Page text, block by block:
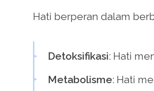
Hati berperan dalam
Detoksifikasi: Hati
Metabolisme: Hati